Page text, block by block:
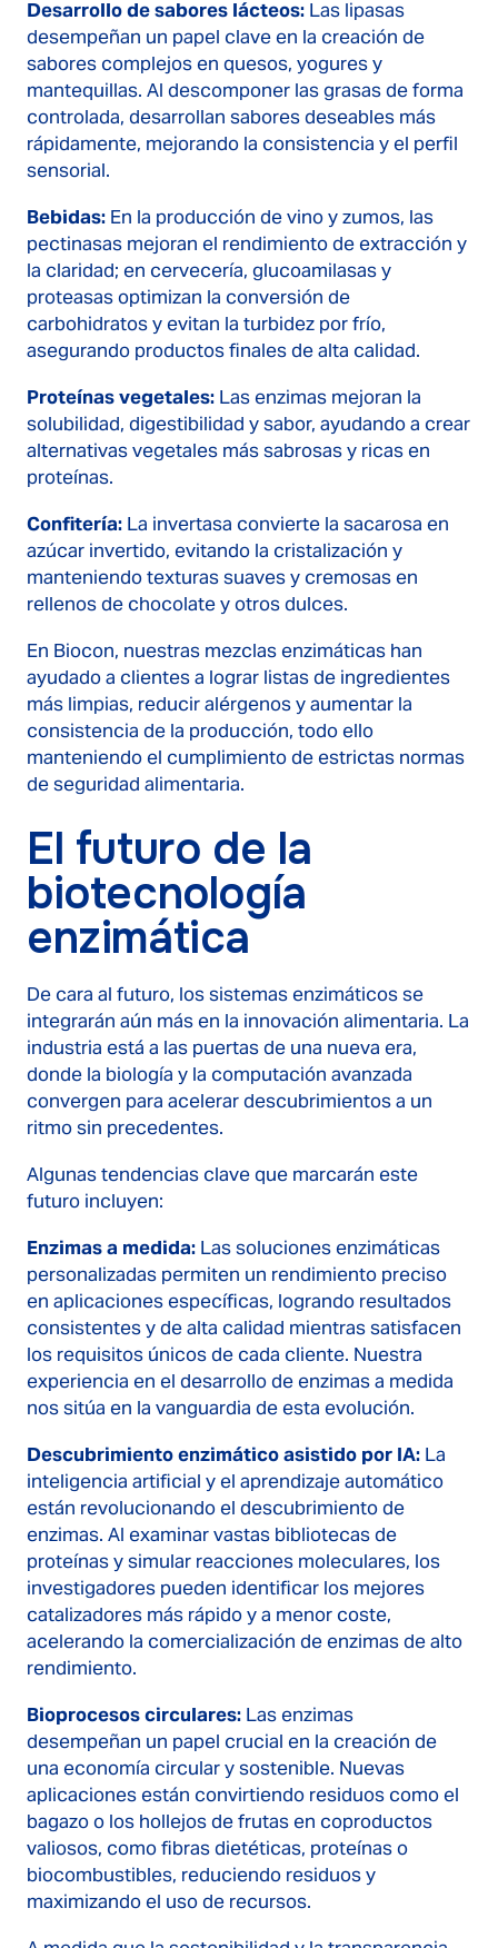
Desarrollo de sabores lácteos: Las lipasas
desempeñan un papel clave en la creación de
sabores complejos en quesos, yogures y
mantequillas. Al descomponer las grasas de forma
controlada, desarrollan sabores deseables más
rápidamente, mejorando la consistencia y el perfil
sensorial.
Bebidas: En la producción de vino y zumos, las
pectinasas mejoran el rendimiento de extracción y
la claridad; en cervecería, glucoamilasas y
proteasas optimizan la conversión de
carbohidratos y evitan la turbidez por frío,
asegurando productos finales de alta calidad.
Proteínas vegetales: Las enzimas mejoran la
solubilidad, digestibilidad y sabor, ayudando a crear
alternativas vegetales más sabrosas y ricas en
proteínas.
Confitería: La invertasa convierte la sacarosa en
azúcar invertido, evitando la cristalización y
manteniendo texturas suaves y cremosas en
rellenos de chocolate y otros dulces.
En Biocon, nuestras mezclas enzimáticas han
ayudado a clientes a lograr listas de ingredientes
más limpias, reducir alérgenos y aumentar la
consistencia de la producción, todo ello
manteniendo el cumplimiento de estrictas normas
de seguridad alimentaria.
El futuro de la
biotecnología
enzimática
De cara al futuro, los sistemas enzimáticos se
integrarán aún más en la innovación alimentaria. La
industria está a las puertas de una nueva era,
donde la biología y la computación avanzada
convergen para acelerar descubrimientos a un
ritmo sin precedentes.
Algunas tendencias clave que marcarán este
futuro incluyen:
Enzimas a medida: Las soluciones enzimáticas
personalizadas permiten un rendimiento preciso
en aplicaciones específicas, logrando resultados
consistentes y de alta calidad mientras satisfacen
los requisitos únicos de cada cliente. Nuestra
experiencia en el desarrollo de enzimas a medida
nos sitúa en la vanguardia de esta evolución.
Descubrimiento enzimático asistido por IA: La
inteligencia artificial y el aprendizaje automático
están revolucionando el descubrimiento de
enzimas. Al examinar vastas bibliotecas de
proteínas y simular reacciones moleculares, los
investigadores pueden identificar los mejores
catalizadores más rápido y a menor coste,
acelerando la comercialización de enzimas de alto
rendimiento.
Bioprocesos circulares: Las enzimas
desempeñan un papel crucial en la creación de
una economía circular y sostenible. Nuevas
aplicaciones están convirtiendo residuos como el
bagazo o los hollejos de frutas en coproductos
valiosos, como fibras dietéticas, proteínas o
biocombustibles, reduciendo residuos y
maximizando el uso de recursos.